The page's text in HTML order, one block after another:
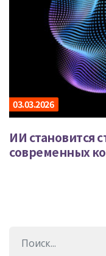
03.03.2026
ИИ становится
современных